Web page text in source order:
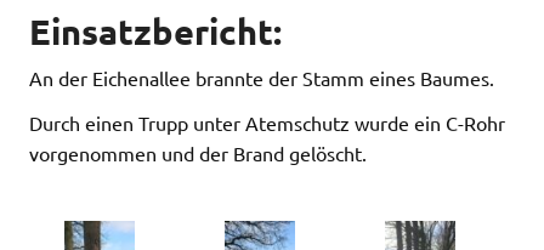
Einsatzbericht:
An der Eichenallee brannte der Stamm eines Baumes.
Durch einen Trupp unter Atemschutz wurde ein C-Rohr
vorgenommen und der Brand gelöscht.